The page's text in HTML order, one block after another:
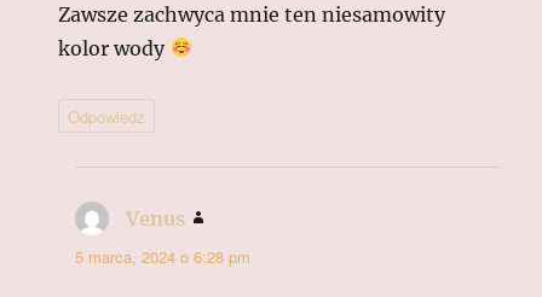
Zawsze zachwyca mnie ten niesamowity
kolor wody
Odpowiedz
Venus
5 marca, 2024 o 6:28 pm